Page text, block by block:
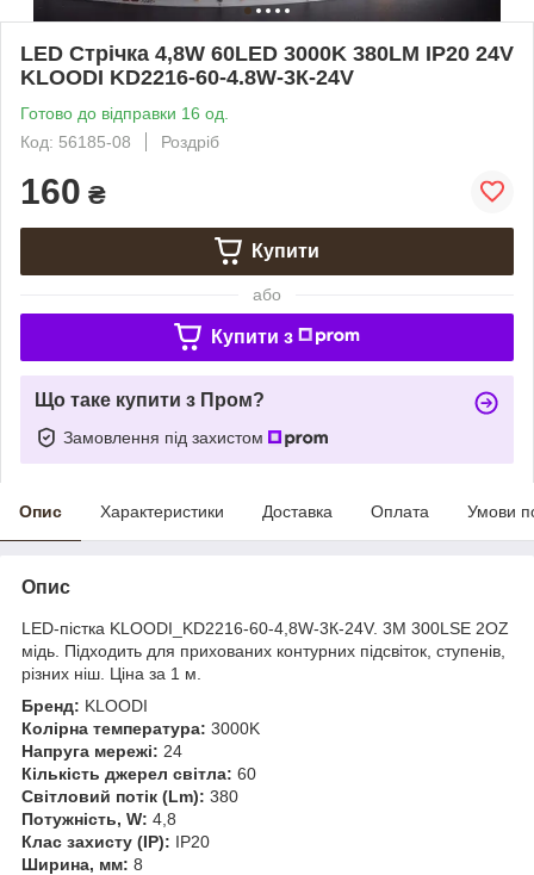
LED Стрічка 4,8W 60LED 3000K 380LM IP20 24V
KLOODI KD2216-60-4.8W-3К-24V
Готово до відправки 16 од.
Код: 56185-08
Роздріб
160 ₴
Купити
або
Купити з
Що таке купити з Пром?
Замовлення під захистом
Опис Характеристики Доставка Оплата Умови
Опис
LED-пістка KLOODI_KD2216-60-4,8W-3К-24V. 3M 300LSE 2OZ
мідь. Підходить для прихованих контурних підсвіток, ступенів,
різних ніш. Ціна за 1 м.
Бренд: KLOODI
Колірна температура: 3000K
Напруга мережі: 24
Кількість джерел світла: 60
Світловий потік (Lm): 380
Потужність, W: 4,8
Клас захисту (IP): IP20
Ширина, мм: 8